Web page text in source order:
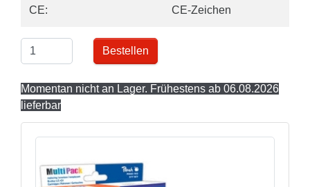
CE: CE-Zeichen
Bestellen
Momentan nicht an Lager. Frühestens ab 06.08.2026
lieferbar